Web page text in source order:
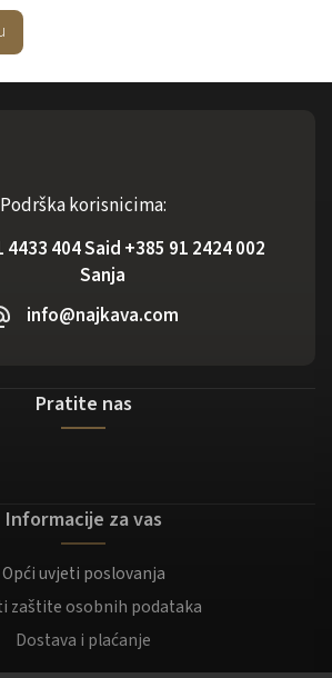
Podrška korisnicima:
4433 404 Said +385 91 2424 002
Sanja
info@najkava.com
Pratite nas
Informacije za vas
Opći uvjeti poslovanja
zaštite osobnih podataka
Dostava i plaćanje